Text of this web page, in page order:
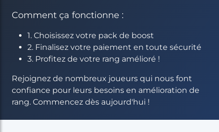
Comment ça fonctionne :
1. Choisissez votre pack de boost
2. Finalisez votre paiement en toute sécurité
3. Profitez de votre rang amélioré !
Rejoignez de nombreux joueurs qui nous font
confiance pour leurs besoins en amélioration de
rang. Commencez dès aujourd'hui !